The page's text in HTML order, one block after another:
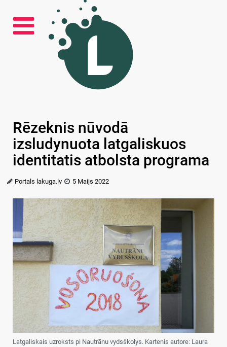
Rēzeknis nūvodā
izsludynuota latgaliskuos
identitatis atbolsta programa
Portals lakuga.lv 5 Maijs 2022
Latgaliskais uzroksts pi Nautrānu vydsškolys. Kartenis autore: Laura